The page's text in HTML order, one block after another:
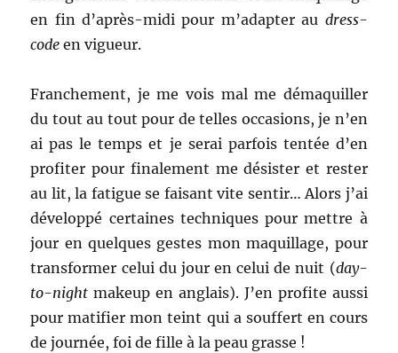
en fin d’après-midi pour m’adapter au dress-
code en vigueur.
Franchement, je me vois mal me démaquiller
du tout au tout pour de telles occasions, je n’en
ai pas le temps et je serai parfois tentée d’en
profiter pour finalement me désister et rester
au lit, la fatigue se faisant vite sentir… Alors j’ai
développé certaines techniques pour mettre à
jour en quelques gestes mon maquillage, pour
transformer celui du jour en celui de nuit (day-
to-night makeup en anglais). J’en profite aussi
pour matifier mon teint qui a souffert en cours
de journée, foi de fille à la peau grasse !